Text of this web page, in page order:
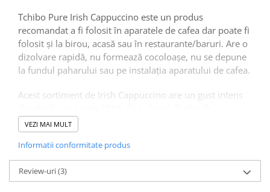
Tchibo Pure Irish Cappuccino este un produs
recomandat a fi folosit în aparatele de cafea dar poate fi
folosit și la birou, acasă sau în restaurante/baruri. Are o
dizolvare rapidă, nu formează cocoloașe, nu se depune
la fundul paharului sau pe instalația aparatului de cafea.
Acest sortiment de Irish Cappuccino are un gust intens
cappuccino conține lapte praf, cacao și cafea pentru o
băutură intens aromată și gustoasă.
Dozare:
VEZI MAI MULT
Informatii conformitate produs
Review-uri(3)